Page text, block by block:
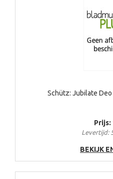
Schütz: Jubilate
Prijs:
Levertijd:
BEKIJK